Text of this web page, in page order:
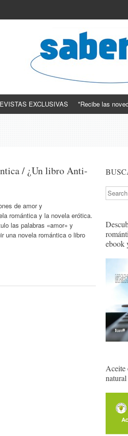
EXCLUSIVAS *Recibe las
/ ¿Un libro Anti-
de amor y
romántica y la novela erótica.
las palabras «amor» y
una novela romántica o libro
Search
ebook
Aceite